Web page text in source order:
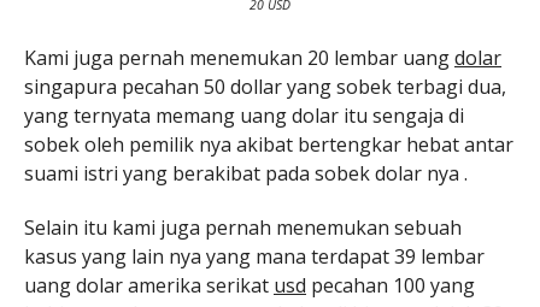
20 USD
Kami juga pernah menemukan 20 lembar uangdolar
singapura pecahan 50 dollar yang sobek terbagi dua,
yang ternyata memang uang dolar itu sengaja di
sobek oleh pemilik nya akibat bertengkar hebat antar
suami istri yang berakibat pada sobek dolar nya .
Selain itu kami juga pernah menemukan sebuah
kasus yang lain nya yang mana terdapat 39 lembar
uang dolar amerika serikat usd pecahan 100 yang